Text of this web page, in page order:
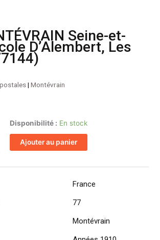
Seine-et-
D’Alembert, Les
|Montévrain
Disponibilité : En stock
Ajouter au panier
France
77
Montévrain